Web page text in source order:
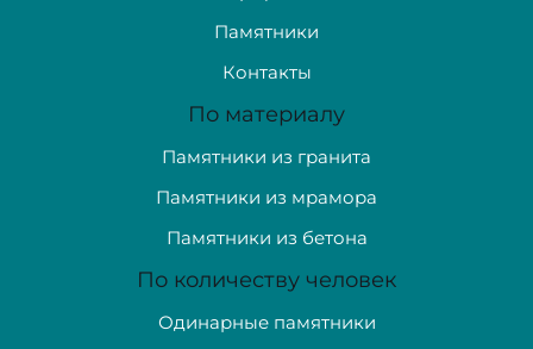
Памятники
Контакты
По материалу
Памятники из гранита
Памятники из мрамора
Памятники из бетона
По количеству человек
Одинарные памятники